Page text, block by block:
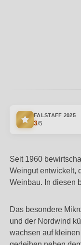
FALSTAFF 2025
3/5
Seit 1960
Weingut entwickelt,
Weinbau. In diesen
Das besondere
und der Nordwind
wachsen auf